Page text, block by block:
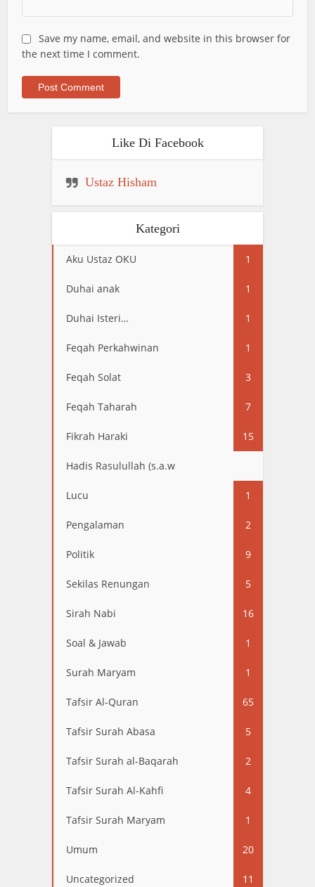
Save my name, email, and website in this browser for
the next time I comment.
Like Di Facebook
Ustaz Hisham
Kategori
Aku Ustaz OKU 1
Duhai anak 1
Duhai Isteri… 1
Feqah Perkahwinan 1
Feqah Solat 3
Feqah Taharah 7
Fikrah Haraki 15
Hadis Rasulullah (s.a.w
Lucu 1
Pengalaman 2
Politik 9
Sekilas Renungan 5
Sirah Nabi 16
Soal & Jawab 1
Surah Maryam 1
Tafsir Al-Quran 65
Tafsir Surah Abasa 5
Tafsir Surah al-Baqarah 2
Tafsir Surah Al-Kahfi 4
Tafsir Surah Maryam 1
Umum 20
Uncategorized 11